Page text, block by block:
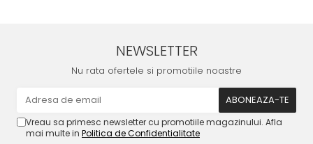
NEWSLETTER
Nu rata ofertele si promotiile noastre
Vreau sa primesc newsletter cu promotiile magazinului. Afla
mai multe in Politica de Confidentialitate